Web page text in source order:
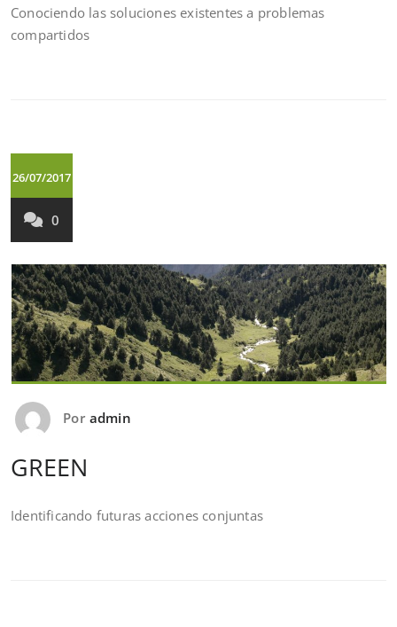
Conociendo las soluciones existentes a problemas
compartidos
26/07/2017
0
Por admin
GREEN
Identificando futuras acciones conjuntas